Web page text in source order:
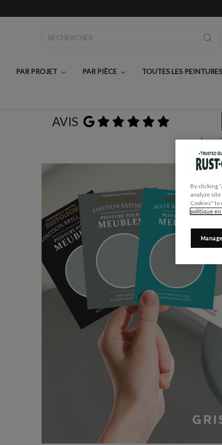
PAR PROJET PAR PIÈCE TOUTES LES PEINTURES
AVIS
By clicking
analyze
Cookies" to
politique